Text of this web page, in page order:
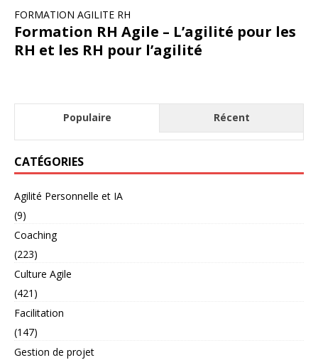
FORMATION AGILITE RH
Formation RH Agile – L’agilité pour les
RH et les RH pour l’agilité
Populaire Récent
CATÉGORIES
Agilité Personnelle et IA
(9)
Coaching
(223)
Culture Agile
(421)
Facilitation
(147)
Gestion de projet